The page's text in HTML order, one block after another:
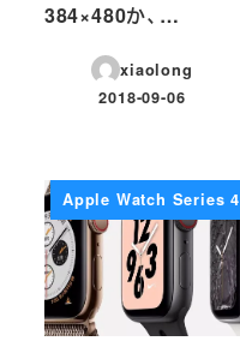
384×480か、…
xiaolong
投稿日
2018-09-06
Apple Watch Series 4